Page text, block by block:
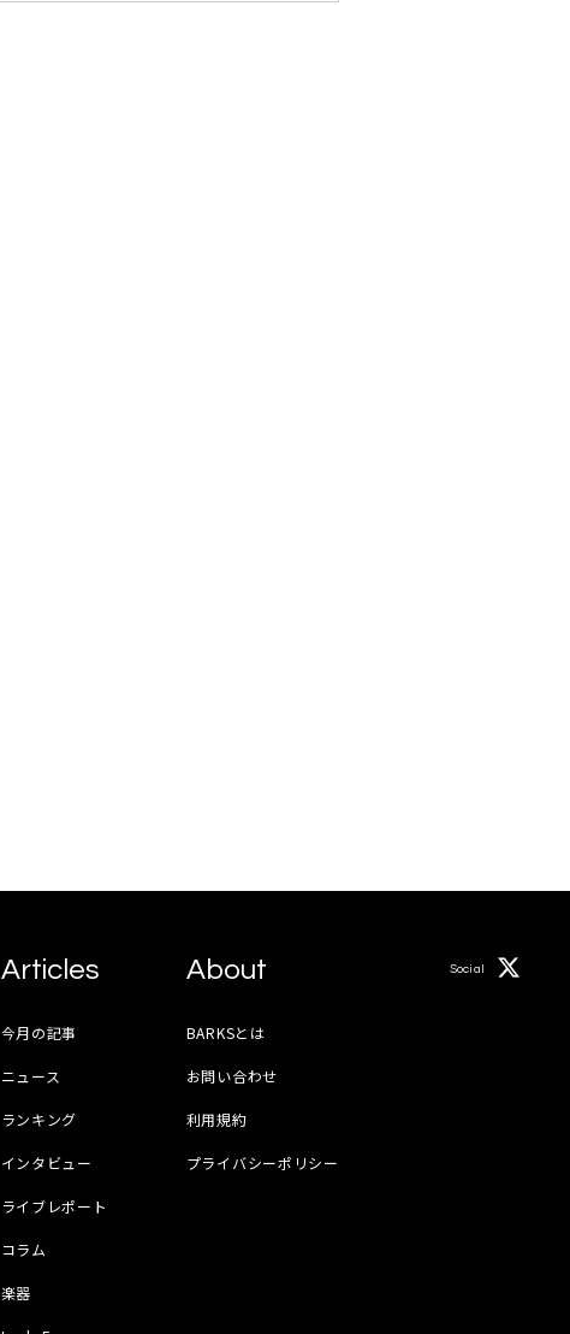
Articles
今月の記事
ニュース
ランキング
インタビュー
ライブレポート
コラム
楽器
About
BARKSとは
お問い合わせ
利用規約
プライバシーポリシー
Social